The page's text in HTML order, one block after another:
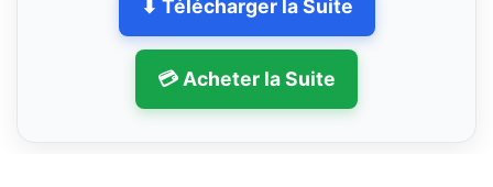
⬇ Télécharger la Suite
💳 Acheter la Suite